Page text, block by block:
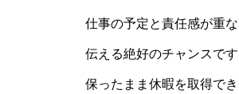
仕事の予定と責任感が重
伝える絶好のチャンスで
保ったまま休暇を取得で